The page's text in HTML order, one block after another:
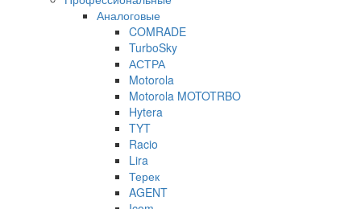
Аналоговые
COMRADE
TurboSky
АСТРА
Motorola
Motorola MOTOTRBO
Hytera
TYT
Racio
Lira
Терек
AGENT